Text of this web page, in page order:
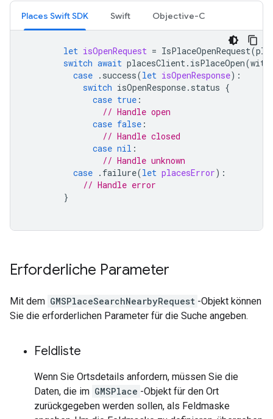
Places Swift SDK Swift Objective-C
let isOpenRequest = IsPlaceOpenRequest(
switch await placesClient. isPlaceOpen(with
case . success(let isOpenResponse):
switch isOpenResponse. status {
case true :
// Handle open
case false :
// Handle closed
case nil :
// Handle unknown
case . failure(let placesError):
// Handle error
}
Erforderliche Parameter
Mit dem GMSPlaceSearchNearbyRequest -Objekt können
Sie die erforderlichen Parameter für die Suche angeben.
Feldliste
Wenn Sie Ortsdetails anfordern, müssen Sie die
Daten, die im GMSPlace -Objekt für den Ort
zurückgegeben werden sollen, als Feldmaske